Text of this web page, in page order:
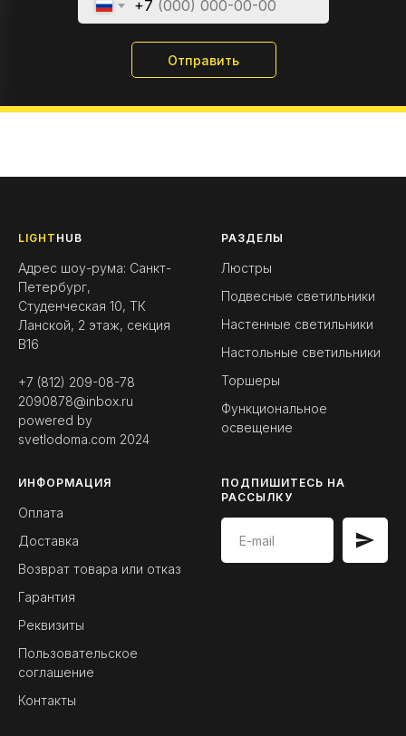
+7
Отправить
LIGHT HUB
Адрес шоу-рума: Санкт-
Петербург,
Студенческая 10, ТК
Ланской, 2 этаж, секция
B16
+7 (812) 209-08-78
2090878@inbox.ru
powered by
svetlodoma.com 2024
РАЗДЕЛЫ
Люстры
Подвесные светильники
Настенные светильники
Настольные светильники
Торшеры
Функциональное
освещение
ИНФОРМАЦИЯ
Оплата
Доставка
Возврат товара или отказ
Гарантия
Реквизиты
Пользовательское
соглашение
Контакты
ПОДПИШИТЕСЬ НА
РАССЫЛКУ